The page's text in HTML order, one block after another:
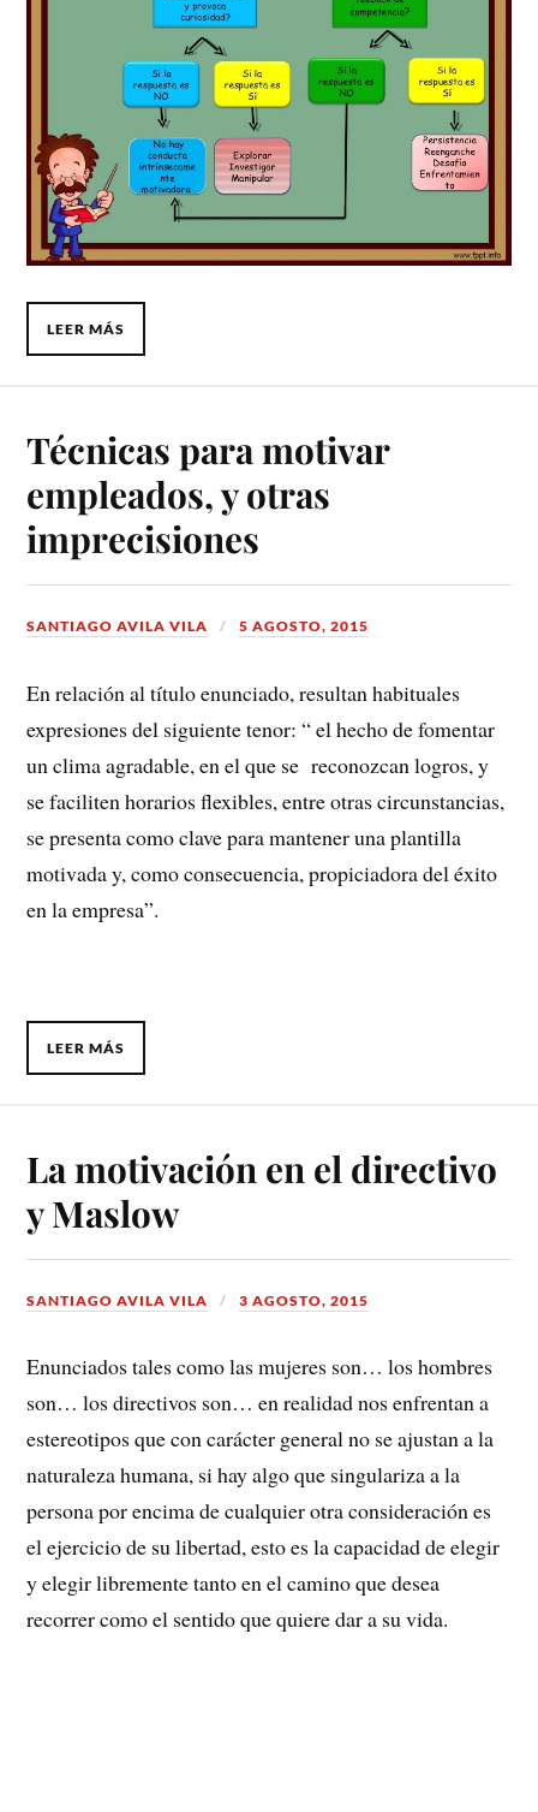
LEER MÁS
Técnicas para motivar
empleados, y otras
imprecisiones
SANTIAGO AVILA VILA 5 AGOSTO, 2015
En relación al título enunciado, resultan habituales
expresiones del siguiente tenor: “ el hecho de fomentar
un clima agradable, en el que se reconozcan logros, y
se faciliten horarios flexibles, entre otras circunstancias,
se presenta como clave para mantener una plantilla
motivada y, como consecuencia, propiciadora del éxito
en la empresa”.
LEER MÁS
La motivación en el directivo
y Maslow
SANTIAGO AVILA VILA 3 AGOSTO, 2015
Enunciados tales como las mujeres son… los hombres
son… los directivos son… en realidad nos enfrentan a
estereotipos que con carácter general no se ajustan a la
naturaleza humana, si hay algo que singulariza a la
persona por encima de cualquier otra consideración es
el ejercicio de su libertad, esto es la capacidad de elegir
y elegir libremente tanto en el camino que desea
recorrer como el sentido que quiere dar a su vida.